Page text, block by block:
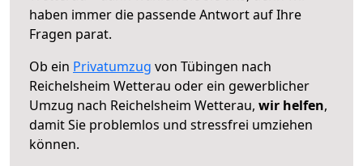
haben immer die passende Antwort auf Ihre
Fragen parat.
Ob ein Privatumzug von Tübingen nach
Reichelsheim Wetterau oder ein gewerblicher
Umzug nach Reichelsheim Wetterau, wir helfen,
damit Sie problemlos und stressfrei umziehen
können.